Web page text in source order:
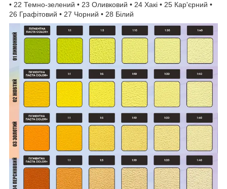
• 22 Темно-зелений • 23 Оливковий • 24 Хакі • 25 Кар'єрний •
26 Графітовий • 27 Чорний • 28 Білий